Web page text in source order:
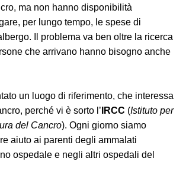
ma non hanno disponibilità
per lungo tempo, le spese di
Il problema va ben oltre la ricerca
che arrivano hanno bisogno anche
un luogo di riferimento, che interessa
perché vi è sorto l’ IRCC (Istituto per
del Cancro). Ogni giorno siamo
aiuto ai parenti degli ammalati
ospedale e negli altri ospedali del